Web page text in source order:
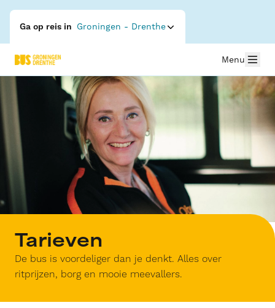
Ga op reis in Groningen - Drenthe
Menu
Tarieven
De bus is voordeliger dan je denkt. Alles over
ritprijzen, borg en mooie meevallers.